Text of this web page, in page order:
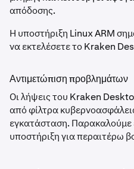
απόδοσης.
Η υποστήριξη Linux ARM
να εκτελέσετε το Kraken
Αντιμετώπιση προβλημάτων
Οι λήψεις του Kraken
από φίλτρα
εγκατάσταση. Παρακαλούμε
υποστήριξη για περαιτέρω